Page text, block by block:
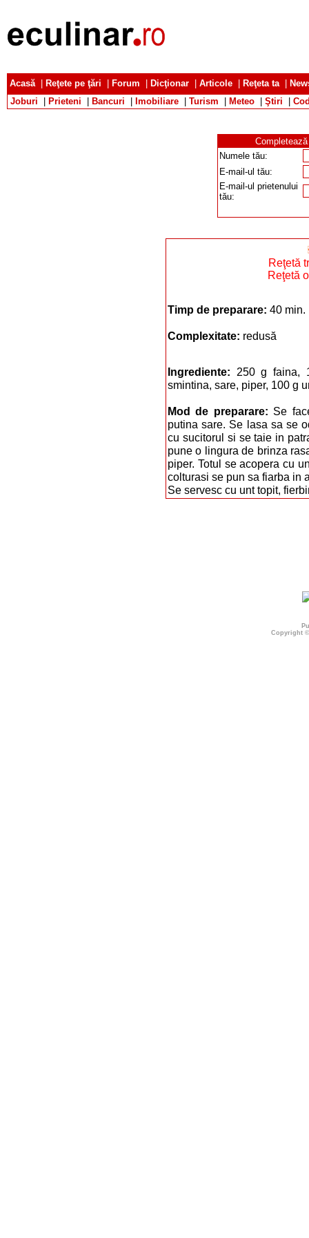
Acasă| Reţete pe ţări Forum Dicţionar Articole Reţeta ta|
Joburi
Prieteni Bancuri Imobiliare Turism Meteo Ştiri
Numele tău:
E-mail-ul tău:
E-mail-ul prietenului
tău:
Reţetă
Reţetă
Timp de preparare: 40 min.
Complexitate: redusă
Ingrediente: 250 g faina,
smintina, sare, piper, 100 g
Mod de preparare: Se
putina sare. Se lasa sa se
cu sucitorul si se taie in
pune o lingura de brinza
piper. Totul se acopera cu
colturasi se pun sa fiarba in
Se servesc cu unt topit,
Copyright